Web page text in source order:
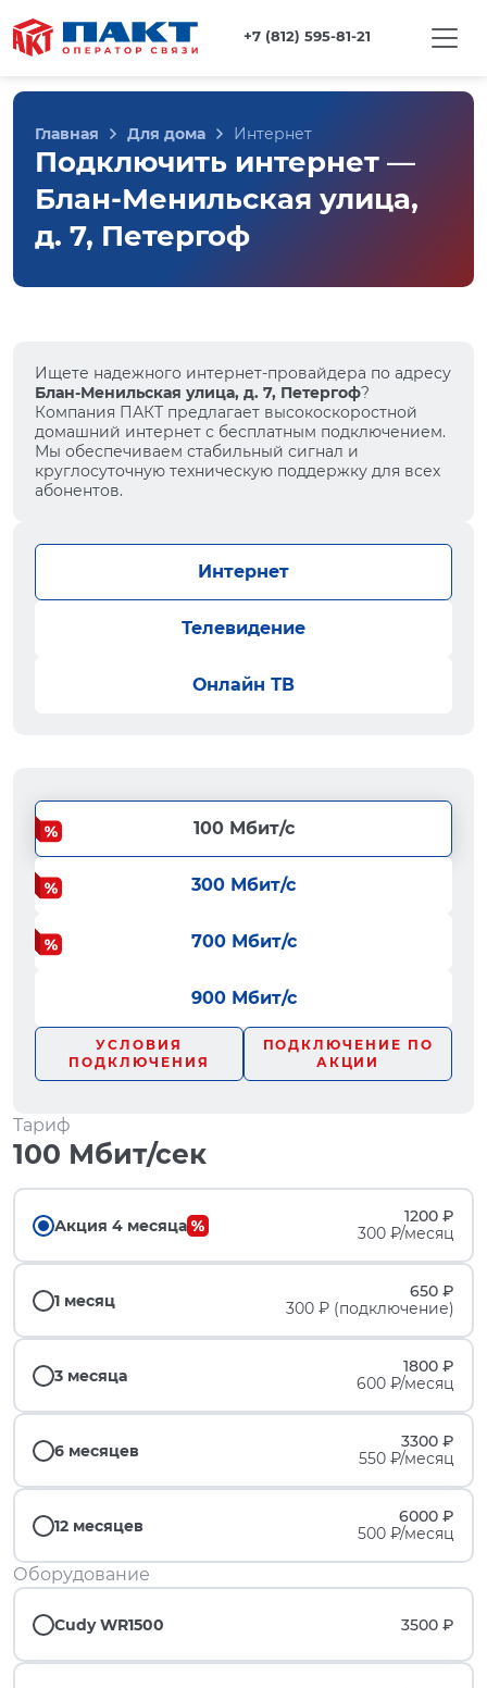
+7 (812) 595-81-21
Главная Для дома Интернет
Подключить интернет —
Блан-Менильская улица,
д. 7, Петергоф
Ищете надежного интернет-провайдера по адресу
Блан-Менильская улица, д. 7, Петергоф?
Компания ПАКТ предлагает высокоскоростной
домашний интернет с бесплатным подключением.
Мы обеспечиваем стабильный сигнал и
круглосуточную техническую поддержку для всех
абонентов.
Интернет
Телевидение
Онлайн ТВ
100 Мбит/с
300 Мбит/с
700 Мбит/с
900 Мбит/с
УСЛОВИЯ
ПОДКЛЮЧЕНИЯ
ПОДКЛЮЧЕНИЕ ПО
АКЦИИ
Тариф
100 Мбит/сек
Акция 4 месяца
1200 ₽
300 ₽/месяц
1 месяц
650 ₽
300 ₽ (подключение)
3 месяца
1800 ₽
600 ₽/месяц
6 месяцев
3300 ₽
550 ₽/месяц
12 месяцев
6000 ₽
500 ₽/месяц
Оборудование
Cudy WR1500 3500 ₽